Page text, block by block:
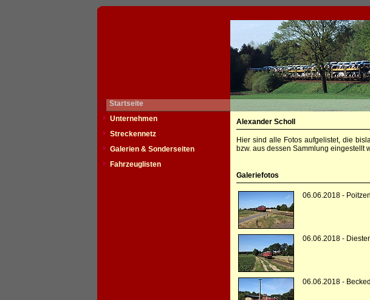
Startseite
Unternehmen
Streckennetz
Galerien & Sonderseiten
Fahrzeuglisten
Alexander Scholl
Hier sind alle Fotos aufgelistet, die
bzw. aus dessen Sammlung eingestellt
Galeriefotos
06.06.2018 - Poitzen
06.06.2018 -
06.06.2018 -